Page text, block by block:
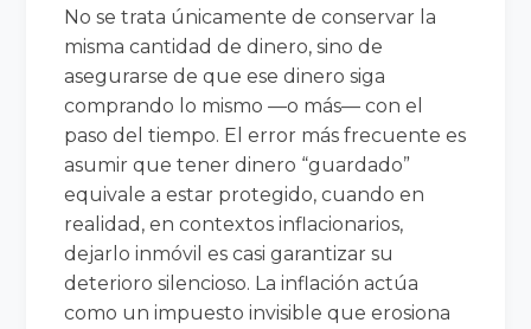
No se trata únicamente de conservar la
misma cantidad de dinero, sino de
asegurarse de que ese dinero siga
comprando lo mismo —o más— con el
paso del tiempo. El error más frecuente es
asumir que tener dinero “guardado”
equivale a estar protegido, cuando en
realidad, en contextos inflacionarios,
dejarlo inmóvil es casi garantizar su
deterioro silencioso. La inflación actúa
como un impuesto invisible que erosiona